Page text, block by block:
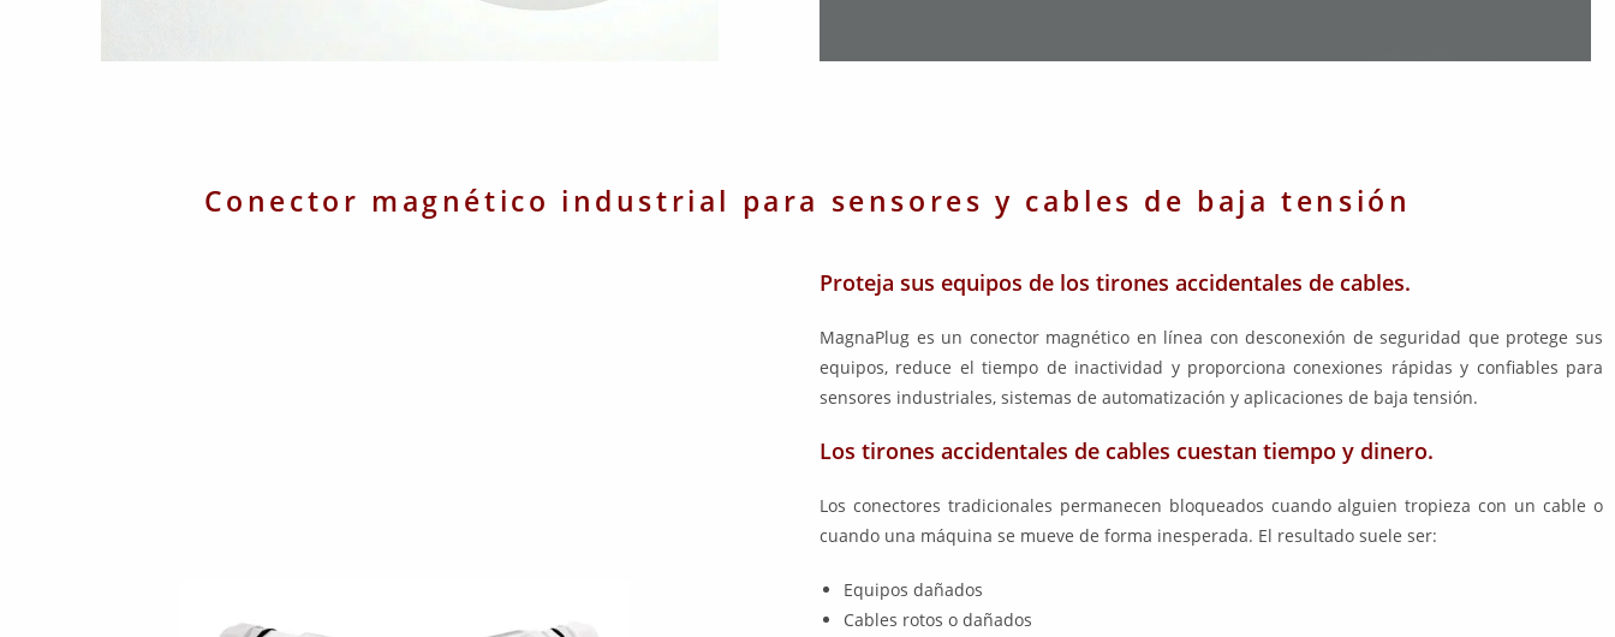
Conector magnético industrial para sensores y cables de baja tensión
Proteja sus equipos de los tirones accidentales de cables.
MagnaPlug es un conector magnético en línea con desconexión de seguridad que protege sus
equipos, reduce el tiempo de inactividad y proporciona conexiones rápidas y confiables para
sensores industriales, sistemas de automatización y aplicaciones de baja tensión.
Los tirones accidentales de cables cuestan tiempo y dinero.
Los conectores tradicionales permanecen bloqueados cuando alguien tropieza con un cable o
cuando una máquina se mueve de forma inesperada. El resultado suele ser:
Equipos dañados
Cables rotos o dañados